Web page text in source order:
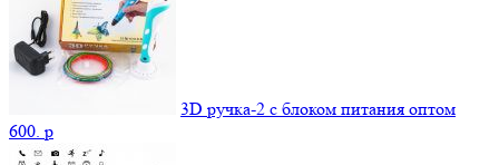
3D ручка-2 с блоком питания оптом
600. p